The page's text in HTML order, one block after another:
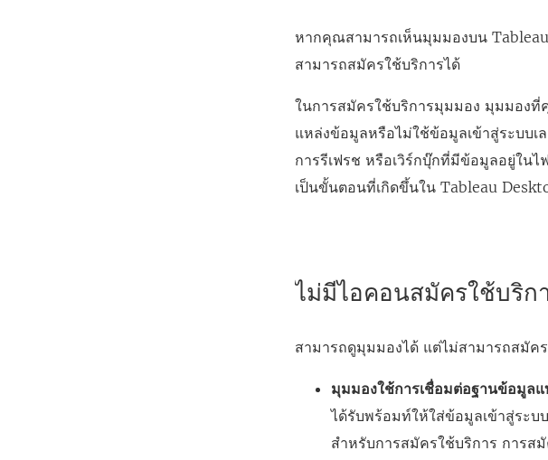
หากคุณสามารถเห็นมุมมองบน
สามารถสมัครใช้บริการได้
ในการสมัครใช้บริการมุมมอง มุมมองที่
แหล่งข้อมูลหรือไม่ใช้ข้อมูลเข้าสู่ระบบเ
การรีเฟรช หรือเวิร์กบุ๊กที่มีข้อมูลอยู่ในไ
เป็นขั้นตอนที่เกิดขึ้นใน Tableau
ไม่มีไอคอนสมัครใช้บริก
สามารถดูมุมมองได้ แต่ไม่สามารถสมัค
มุมมองใช้การเชื่อมต่อฐานข้อมูลแ
ได้รับพร้อมท์ให้ใส่ข้อมูลเข้าสู่ระ
สำหรับการสมัครใช้บริการ การส